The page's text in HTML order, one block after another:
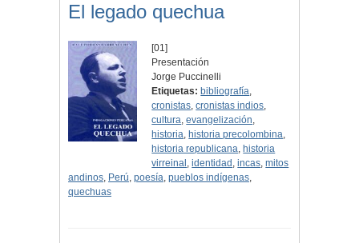
El legado quechua
[01]
Presentación
Jorge Puccinelli
Etiquetas: bibliografía,
cronistas,cronistas indios,
cultura,evangelización,
historia, historia precolombina,
historia republicana, historia
virreinal ,identidad ,incas,mitos
andinos, Perú, poesía, pueblos indígenas,
quechuas